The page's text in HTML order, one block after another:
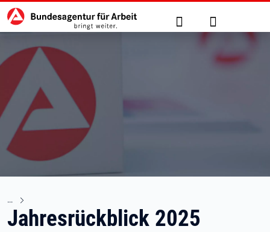
zu den Hauptinhalten springen
Hauptnavigation Suche Anmelden
Jahresrückblick 2025